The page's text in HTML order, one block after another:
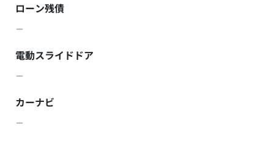
ローン残債
－
電動スライドドア
－
カーナビ
－